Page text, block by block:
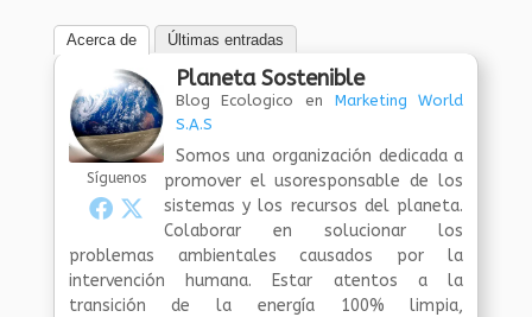
Acerca de Últimas entradas
Síguenos
Planeta Sostenible
Blog Ecologico en Marketing World
S.A.S
Somos una organización dedicada a
promover el usoresponsable de los
sistemas y los recursos del planeta.
Colaborar en solucionar los
problemas ambientales causados por la
intervención humana. Estar atentos a la
transición de la energía 100% limpia,